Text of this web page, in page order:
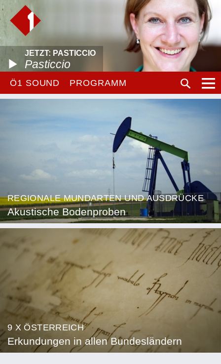
JETZT: PASTICCIO
Pasticcio
Ö1 SOUND PROGRAMM
REGIONALE MUNDARTEN UND AUSDRÜCKE
Akustische Bodenproben
9 X ÖSTERREICH
Erkundungen in allen Bundesländern